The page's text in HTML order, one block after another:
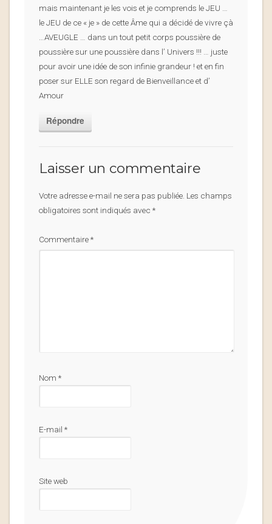
mais maintenant je les vois et je comprends le JEU …
le JEU de ce « je » de cette Âme qui a décidé de vivre çà
…AVEUGLE … dans un tout petit corps poussière de
poussière sur une poussière dans l’ Univers !!! … juste
pour avoir une idée de son infinie grandeur ! et en fin
poser sur ELLE son regard de Bienveillance et d’
Amour
Répondre
Laisser un commentaire
Votre adresse e-mail ne sera pas publiée. Les champs
obligatoires sont indiqués avec *
Commentaire*
Nom *
E-mail *
Site web